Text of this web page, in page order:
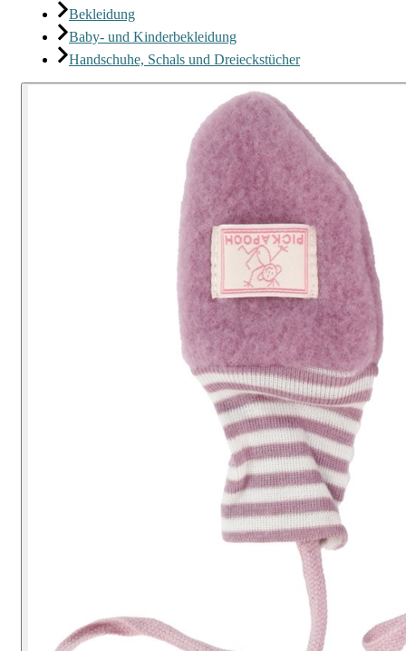
Bekleidung
Baby- und Kinderbekleidung
Handschuhe, Schals und Dreieckstücher